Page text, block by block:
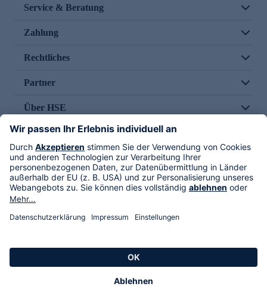
Service & Beratung
Zahlung
Rechtliches
Partner
Über HSE
Im TV
HSE International